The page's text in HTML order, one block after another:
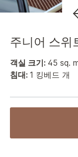
주니어 스위
객실 크기: 45 sq.
침대: 1 킹베드 개